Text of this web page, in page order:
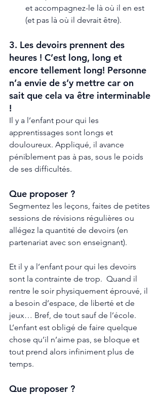
et accompagnez-le là où il en est
(et pas là où il devrait être).
3. Les devoirs prennent des
heures ! C’est long, long et
encore tellement long! Personne
n’a envie de s’y mettre car on
sait que cela va être interminable
!
Il y a l’enfant pour qui les
apprentissages sont longs et
douloureux. Appliqué, il avance
péniblement pas à pas, sous le poids
de ses difficultés.
Que proposer ?
Segmentez les leçons, faites de petites
sessions de révisions régulières ou
allégez la quantité de devoirs (en
partenariat avec son enseignant).
Et il y a l’enfant pour qui les devoirs
sont la contrainte de trop.  Quand il
rentre le soir physiquement éprouvé, il
a besoin d’espace, de liberté et de
jeux… Bref, de tout sauf de l’école.
L’enfant est obligé de faire quelque
chose qu’il n’aime pas, se bloque et
tout prend alors infiniment plus de
temps.
Que proposer ?